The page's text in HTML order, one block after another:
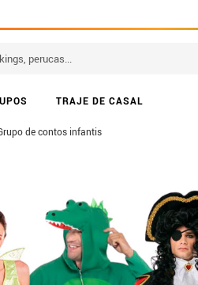
TRAJE DE CASAL
de contos infantis